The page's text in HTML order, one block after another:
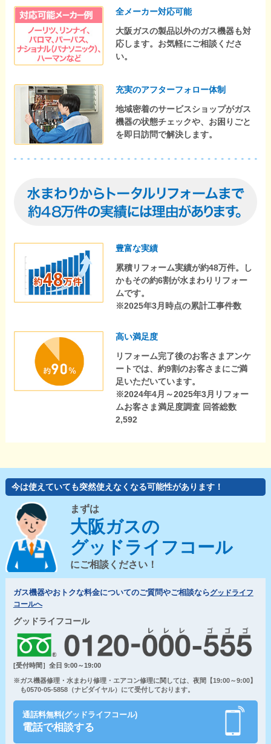
全メーカー対応可能
大阪ガスの製品以外のガス機器も対
応します。お気軽にご相談くださ
い。
充実のアフターフォロー体制
地域密着のサービスショップがガス
機器の状態チェックや、お困りごと
を即日訪問で解決します。
豊富な実績
累積リフォーム実績が約48万件。し
かもその約6割が水まわりリフォー
ムです。
※2025年3月時点の累計工事件数
高い満足度
リフォーム完了後のお客さまアンケ
ートでは、約9割のお客さまにご満
足いただいています。
※2024年4月～2025年3月リフォー
ムお客さま満足度調査 回答総数
2,592
今は使えていても突然使えなくなる可能性があります！
まずは
大阪ガスの
グッドライフコール
にご相談ください！
ガス機器やおトクな料金についてのご質問やご相談ならグッドライフ
コールへ
グッドライフコール
[受付時間］全日 9:00～19:00
※ガス機器修理・水まわり修理・エアコン修理に関しては、夜間【19:00～9:00】
も0570-05-5858（ナビダイヤル）にて受付しております。
通話料無料(グッドライフコール)
電話で相談する